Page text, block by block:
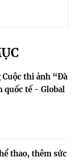
Cuộc thi ảnh “Đà
quốc tế - Global
thao, thêm sức